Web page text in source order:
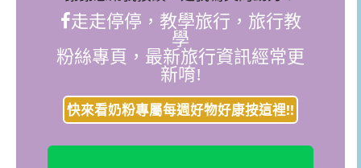
走走停停，教學旅行，旅行教
學
粉絲專頁，最新旅行資訊經常更
新唷!
快來看奶粉專屬每週好物好康按這裡!!